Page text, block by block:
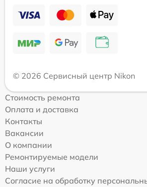
© 2026 Сервисный центр Nikon
Стоимость ремонта
Оплата и доставка
Контакты
Вакансии
О компании
Ремонтируемые модели
Наши услуги
Согласие на обработку